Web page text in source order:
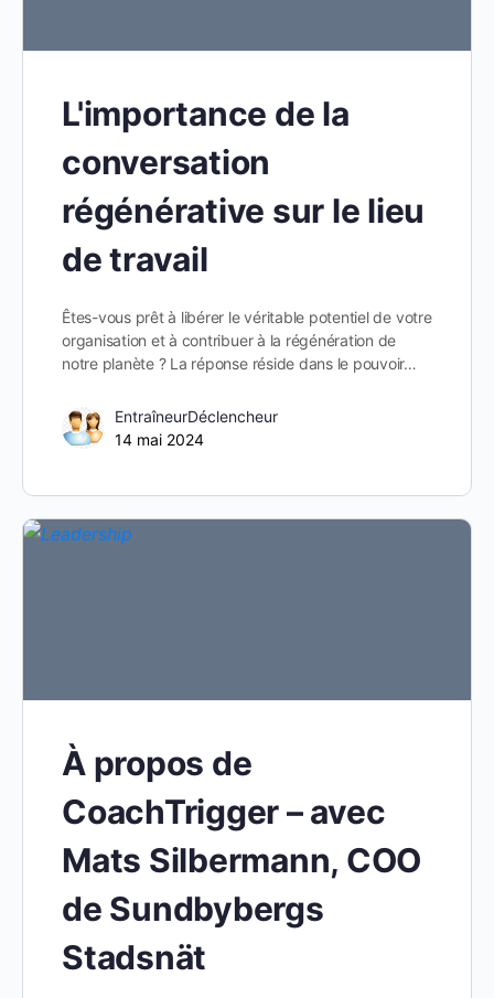
L'importance de la
conversation
régénérative sur le lieu
de travail
Êtes-vous prêt à libérer le véritable potentiel de votre
organisation et à contribuer à la régénération de
notre planète ? La réponse réside dans le pouvoir…
EntraîneurDéclencheur
14 mai 2024
À propos de
CoachTrigger – avec
Mats Silbermann, COO
de Sundbybergs
Stadsnät